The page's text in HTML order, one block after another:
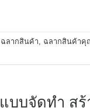
ฉลากสินค้า, ฉลากสินค้าคุ
บบจัดทำ ส